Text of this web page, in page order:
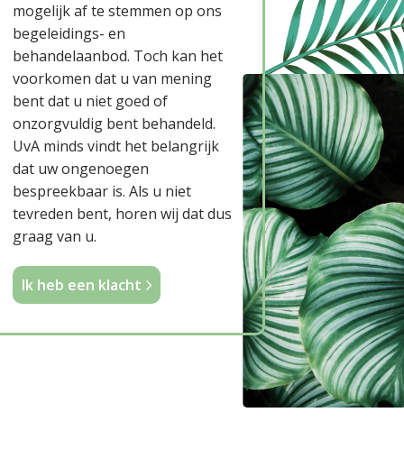
mogelijk af te stemmen op ons
begeleidings- en
behandelaanbod. Toch kan het
voorkomen dat u van mening
bent dat u niet goed of
onzorgvuldig bent behandeld.
UvA minds vindt het belangrijk
dat uw ongenoegen
bespreekbaar is. Als u niet
tevreden bent, horen wij dat dus
graag van u.
Ik heb een klacht